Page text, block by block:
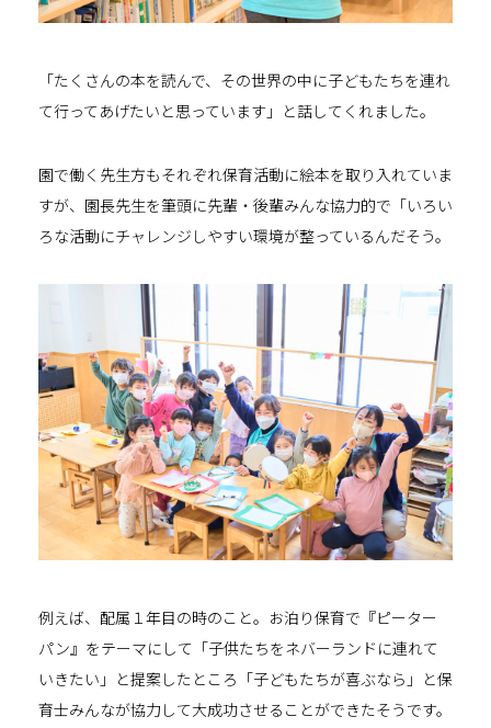
「たくさんの本を読んで、その世界の中に子どもたちを連れ
て行ってあげたいと思っています」と話してくれました。
園で働く先生方もそれぞれ保育活動に絵本を取り入れていま
すが、園長先生を筆頭に先輩・後輩みんな協力的で「いろい
ろな活動にチャレンジしやすい環境が整っているんだそう。
例えば、配属１年目の時のこと。お泊り保育で『ピーター
パン』をテーマにして「子供たちをネバーランドに連れて
いきたい」と提案したところ「子どもたちが喜ぶなら」と保
育士みんなが協力して大成功させることができたそうです。